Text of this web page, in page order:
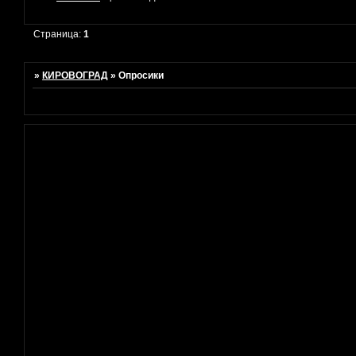
Страница:1
» КИРОВОГРАД »Опросики